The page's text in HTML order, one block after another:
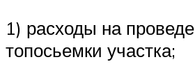
1) расходы на
топосьемки участка;